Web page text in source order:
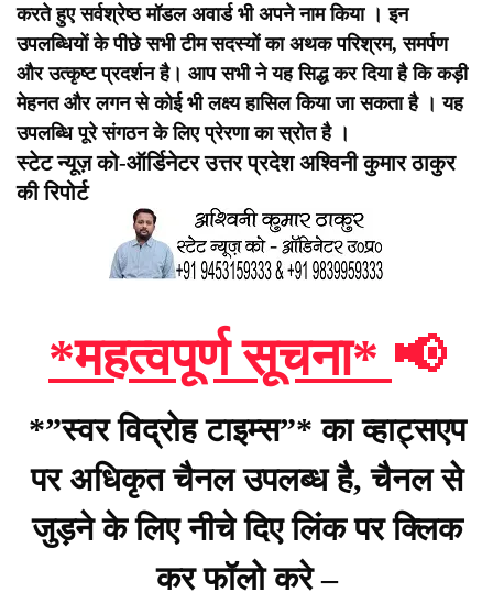
करते हुए सर्वश्रेष्ठ मॉडल अवार्ड भी अपने नाम किया । इन
उपलब्धियों के पीछे सभी टीम सदस्यों का अथक परिश्रम, समर्पण
और उत्कृष्ट प्रदर्शन है। आप सभी ने यह सिद्ध कर दिया है कि कड़ी
मेहनत और लगन से कोई भी लक्ष्य हासिल किया जा सकता है । यह
उपलब्धि पूरे संगठन के लिए प्रेरणा का स्रोत है ।
स्टेट न्यूज़ को-ऑर्डिनेटर उत्तर प्रदेश अश्विनी कुमार ठाकुर
की रिपोर्ट
*महत्वपूर्ण सूचना* 📢
*”स्वर विद्रोह टाइम्स”* का व्हाट्सएप
पर अधिकृत चैनल उपलब्ध है, चैनल से
जुड़ने के लिए नीचे दिए लिंक पर क्लिक
कर फॉलो करे –